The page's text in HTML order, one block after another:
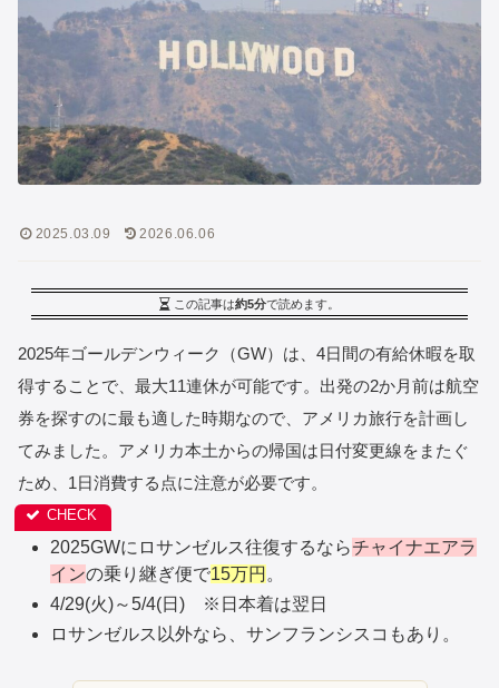
2025.03.09 2026.06.06
この記事は約5分で読めます。
2025年ゴールデンウィーク（GW）は、4日間の有給休暇を取
得することで、最大11連休が可能です。出発の2か月前は航空
券を探すのに最も適した時期なので、アメリカ旅行を計画し
てみました。アメリカ本土からの帰国は日付変更線をまたぐ
ため、1日消費する点に注意が必要です。
2025GWにロサンゼルス往復するならチャイナエアラ
インの乗り継ぎ便で15万円 。
4/29(火)～5/4(日) ※日本着は翌日
ロサンゼルス以外なら、サンフランシスコもあり。